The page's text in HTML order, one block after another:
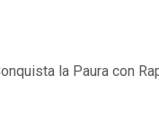
la Paura con